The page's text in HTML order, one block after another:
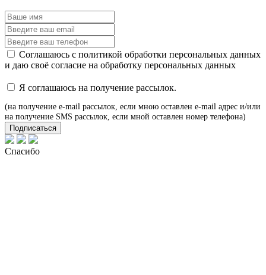
Соглашаюсь с политикой обработки персональных данных
и даю своё согласие на обработку персональных данных
Я соглашаюсь на получение рассылок.
(на получение e-mail рассылок, если мною оставлен e-mail адрес и/или
на получение SMS рассылок, если мной оставлен номер телефона)
Подписаться
Спасибо